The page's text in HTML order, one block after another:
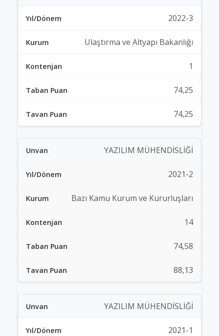
2022-3
Ulaştırma ve Altyapı Bakanlığı
1
74,25
74,25
YAZILIM MÜHENDİSLİĞİ
2021-2
Bazı Kamu Kurum ve Kururluşları
14
74,58
88,13
YAZILIM MÜHENDİSLİĞİ
2021-1